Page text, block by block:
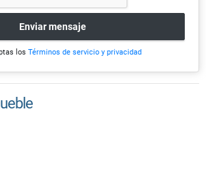
Enviar mensaje
los Términos de servicio y privacidad